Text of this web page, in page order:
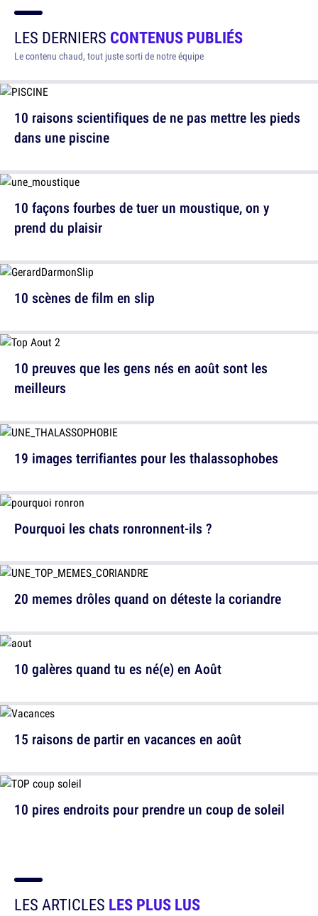
LES DERNIERS CONTENUS PUBLIÉS
Le contenu chaud, tout juste sorti de notre équipe
10 raisons scientifiques de ne pas mettre les pieds
dans une piscine
10 scènes de film en slip
19 images terrifiantes pour les thalassophobes
20 memes drôles quand on déteste la coriandre
15 raisons de partir en vacances en août
10 façons fourbes de tuer un moustique, on y
prend du plaisir
10 preuves que les gens nés en août sont les
meilleurs
Pourquoi les chats ronronnent-ils ?
10 galères quand tu es né(e) en Août
10 pires endroits pour prendre un coup de soleil
LES ARTICLES LES PLUS LUS